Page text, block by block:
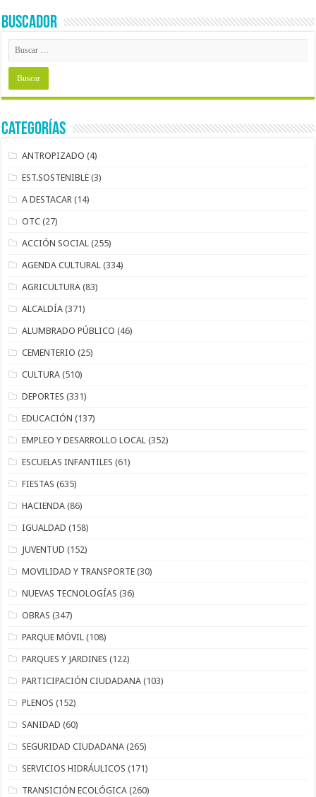
BUSCADOR
Categorías
ANTROPIZADO (4)
EST.SOSTENIBLE (3)
A DESTACAR (14)
OTC (27)
ACCIÓN SOCIAL (255)
AGENDA CULTURAL (334)
AGRICULTURA (83)
ALCALDÍA (371)
ALUMBRADO PÚBLICO (46)
CEMENTERIO (25)
CULTURA (510)
DEPORTES (331)
EDUCACIÓN (137)
EMPLEO Y DESARROLLO LOCAL (352)
ESCUELAS INFANTILES (61)
FIESTAS (635)
HACIENDA (86)
IGUALDAD (158)
JUVENTUD (152)
MOVILIDAD Y TRANSPORTE (30)
NUEVAS TECNOLOGÍAS (36)
OBRAS (347)
PARQUE MÓVIL (108)
PARQUES Y JARDINES (122)
PARTICIPACIÓN CIUDADANA (103)
PLENOS (152)
SANIDAD (60)
SEGURIDAD CIUDADANA (265)
SERVICIOS HIDRÁULICOS (171)
TRANSICIÓN ECOLÓGICA (260)